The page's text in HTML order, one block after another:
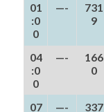
01
:0
0
—-
731
9
04
:0
0
—-
166
0
07 —- 337